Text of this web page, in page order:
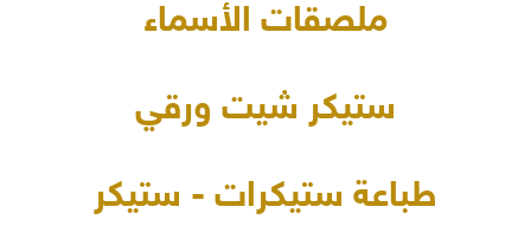
ملصقات الأسماء
ستيكر شيت ورقي
طباعة ستيكرات - ستيكر